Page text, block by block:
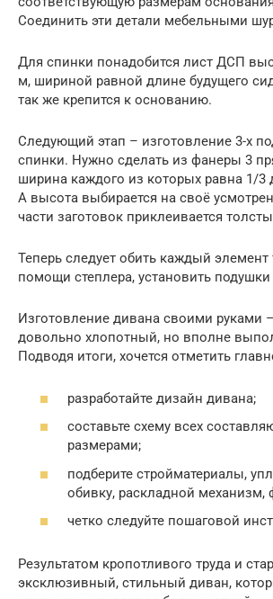
Соединить эти детали мебельными
Для спинки понадобится лист ДСП
м, шириной равной длине будущего
так же крепится к основанию.
Следующий этап – изготовление 3-х
спинки. Нужно сделать из фанеры 3
ширина каждого из которых равна 1/3
А высота выбирается на своё
части заготовок приклеивается
Теперь следует обить каждый
помощи степлера, установить
Изготовление дивана своими руками
довольно хлопотный, но вполне
Подводя итоги, хочется отметить
разработайте дизайн дивана;
составьте схему всех
размерами;
подберите стройматериалы,
обивку, раскладной механизм,
четко следуйте пошаговой
Результатом кропотливого труда и
эксклюзивный, стильный диван,